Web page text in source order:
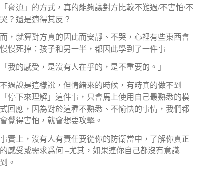
「脅迫」的方式，真的能夠讓對方比較不難過/不害怕/不
哭？還是適得其反？
而，就算對方真的因此而安靜、不哭，心裡有些東西會
慢慢死掉：孩子和另一半，都因此學到了一件事–
「我的感受，是沒有人在乎的，是不重要的。」
不過說是這樣說，但情緒來的時候，有時真的做不到
「停下來理解」這件事，只會馬上使用自己最熟悉的模
式回應，因為對於這種不熟悉、不愉快的事情，我們都
會覺得害怕，就會想要攻擊。
事實上，沒有人有責任要從你的防衛當中，了解你真正
的感受或需求爲何 –尤其，如果連你自己都沒有意識
到。